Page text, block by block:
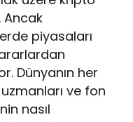
Ancak
piyasaları
Dünyanın her
ve fon
nasıl